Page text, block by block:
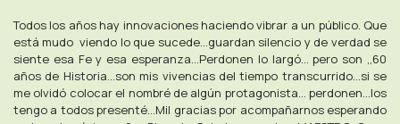
Todos los años hay innovaciones haciendo vibrar a un público. Que
está mudo viendo lo que sucede...guardan silencio y de verdad se
siente esa Fe y esa esperanza...Perdonen lo largó... pero son ,,60
años de Historia...son mis vivencias del tiempo transcurrido...si se
me olvidó colocar el nombré de algún protagonista... perdonen...los
tengo a todos presenté...Mil gracias por acompañarnos esperando